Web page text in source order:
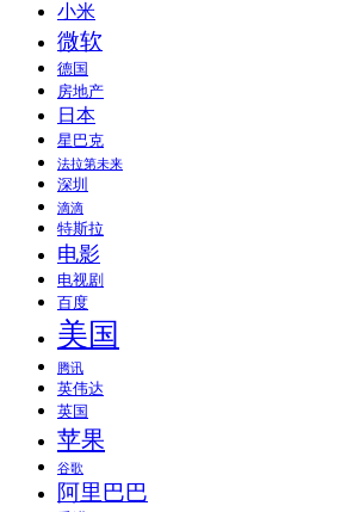
小米
微软
德国
房地产
日本
星巴克
法拉第未来
深圳
滴滴
特斯拉
电影
电视剧
百度
美国
腾讯
英伟达
英国
苹果
谷歌
阿里巴巴